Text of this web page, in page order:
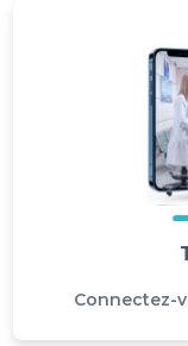
Connectez-